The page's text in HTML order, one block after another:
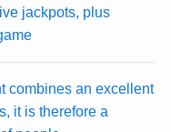
jackpots, plus
combines an excellent
it is therefore a